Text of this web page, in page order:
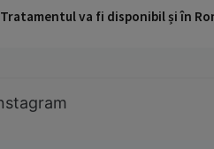
va fi disponibil și în